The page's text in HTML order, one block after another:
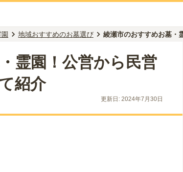
地域おすすめのお墓選び 綾瀬市のおすすめお墓・
霊園！公営から民営
紹介
更新日: 2024年7月30日